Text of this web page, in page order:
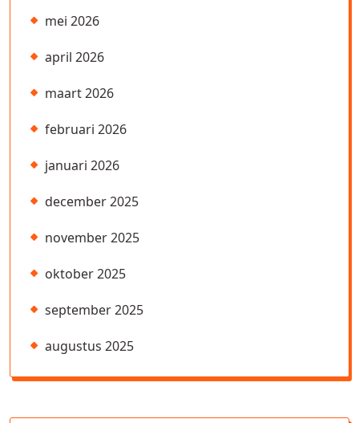
mei 2026
april 2026
maart 2026
februari 2026
januari 2026
december 2025
november 2025
oktober 2025
september 2025
augustus 2025